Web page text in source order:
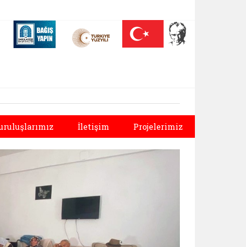
(yeni sekmede açılır)
Aile ve Nüfus On Yılı (yeni sekmede açılır)Darülaceze bağış sayfası (yeni sekmede açılır)
İletişim Projelerimiz
Sonraki